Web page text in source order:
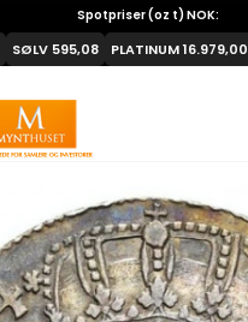
Spotpriser (oz t) NOK:
SØLV 595,08 PLATINUM16.979,00